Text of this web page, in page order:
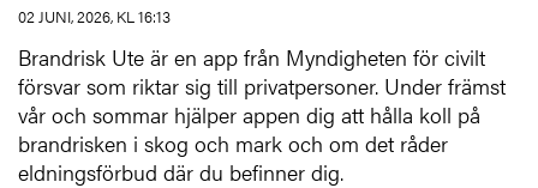
02 JUNI, 2026, KL 16:13
Brandrisk Ute är en app från Myndigheten för civilt
försvar som riktar sig till privatpersoner. Under främst
vår och sommar hjälper appen dig att hålla koll på
brandrisken i skog och mark och om det råder
eldningsförbud där du befinner dig.